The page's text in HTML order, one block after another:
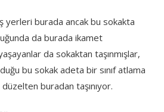
yerleri burada ancak bu sokakta
da burada ikamet
da sokaktan taşınmışlar,
bu sokak adeta bir sınıf atlama
buradan taşınıyor.